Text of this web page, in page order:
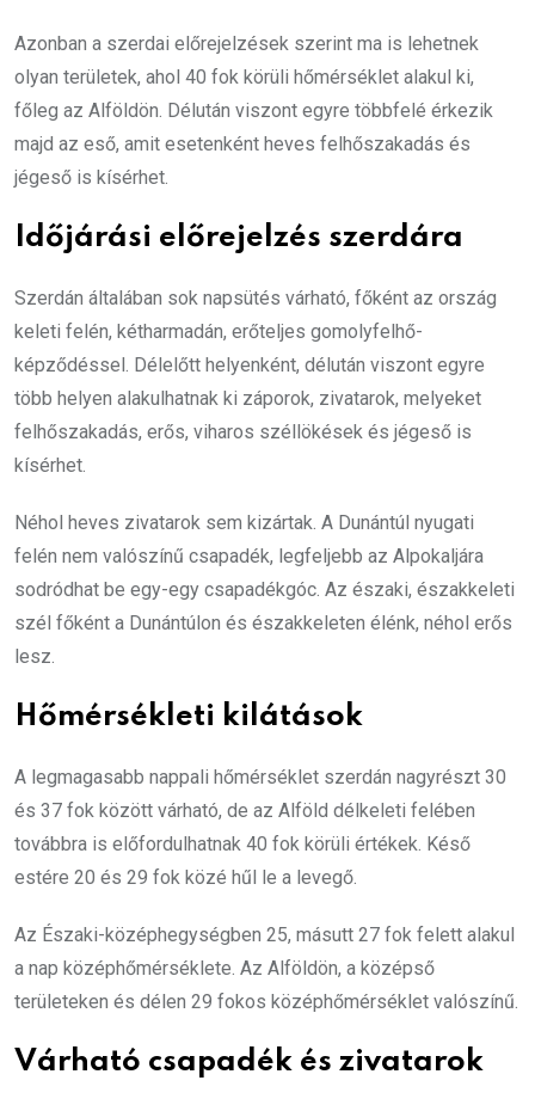
Azonban a szerdai előrejelzések szerint ma is lehetnek
olyan területek, ahol 40 fok körüli hőmérséklet alakul ki,
főleg az Alföldön. Délután viszont egyre többfelé érkezik
majd az eső, amit esetenként heves felhőszakadás és
jégeső is kísérhet.
Időjárási előrejelzés szerdára
Szerdán általában sok napsütés várható, főként az ország
keleti felén, kétharmadán, erőteljes gomolyfelhő-
képződéssel. Délelőtt helyenként, délután viszont egyre
több helyen alakulhatnak ki záporok, zivatarok, melyeket
felhőszakadás, erős, viharos széllökések és jégeső is
kísérhet.
Néhol heves zivatarok sem kizártak. A Dunántúl nyugati
felén nem valószínű csapadék, legfeljebb az Alpokaljára
sodródhat be egy-egy csapadékgóc. Az északi, északkeleti
szél főként a Dunántúlon és északkeleten élénk, néhol erős
lesz.
Hőmérsékleti kilátások
A legmagasabb nappali hőmérséklet szerdán nagyrészt 30
és 37 fok között várható, de az Alföld délkeleti felében
továbbra is előfordulhatnak 40 fok körüli értékek. Késő
estére 20 és 29 fok közé hűl le a levegő.
Az Északi-középhegységben 25, másutt 27 fok felett alakul
a nap középhőmérséklete. Az Alföldön, a középső
területeken és délen 29 fokos középhőmérséklet valószínű.
Várható csapadék és zivatarok